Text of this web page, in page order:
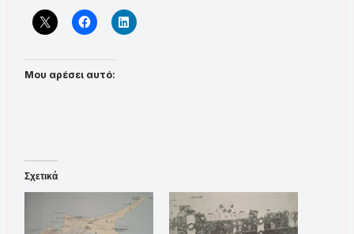
Μου αρέσει αυτό:
Σχετικά